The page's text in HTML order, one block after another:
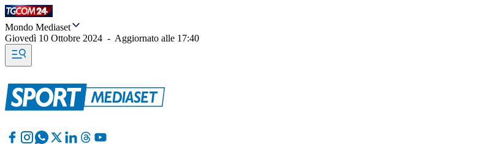
Mondo Mediaset
Giovedì 10 Ottobre 2024 - Aggiornato alle 17:40